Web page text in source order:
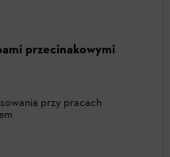
przecinakowymi
przy pracach